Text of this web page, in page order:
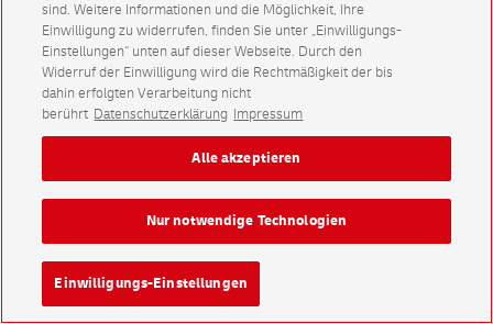
sind. Weitere Informationen und die Möglichkeit, Ihre
Einwilligung zu widerrufen, finden Sie unter „Einwilligungs-
Einstellungen“ unten auf dieser Webseite. Durch den
Widerruf der Einwilligung wird die Rechtmäßigkeit der bis
dahin erfolgten Verarbeitung nicht
berührt Datenschutzerklärung Impressum
Einwilligungs-Einstellungen
Nur notwendige Technologien
Alle akzeptieren